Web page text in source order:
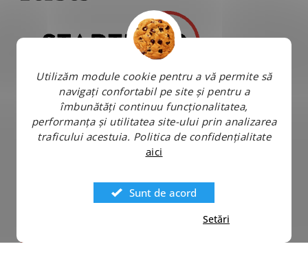
Utilizăm module cookie pentru a vă permite să
navigați confortabil pe site și pentru a
îmbunătăți continuu funcționalitatea,
performanța și utilitatea site-ului prin analizarea
traficului acestuia. Politica de confidențialitate
aici
Sunt de acord
Setări